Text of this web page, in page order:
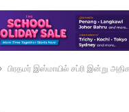
பிரதமர் இஸ்மாயில் சப்ரி இன்று